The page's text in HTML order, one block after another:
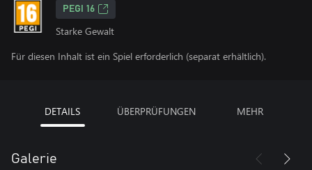
PEGI 16
Starke Gewalt
Für diesen Inhalt ist ein Spiel erforderlich (separat erhältlich).
DETAILS ÜBERPRÜFUNGEN MEHR
Galerie